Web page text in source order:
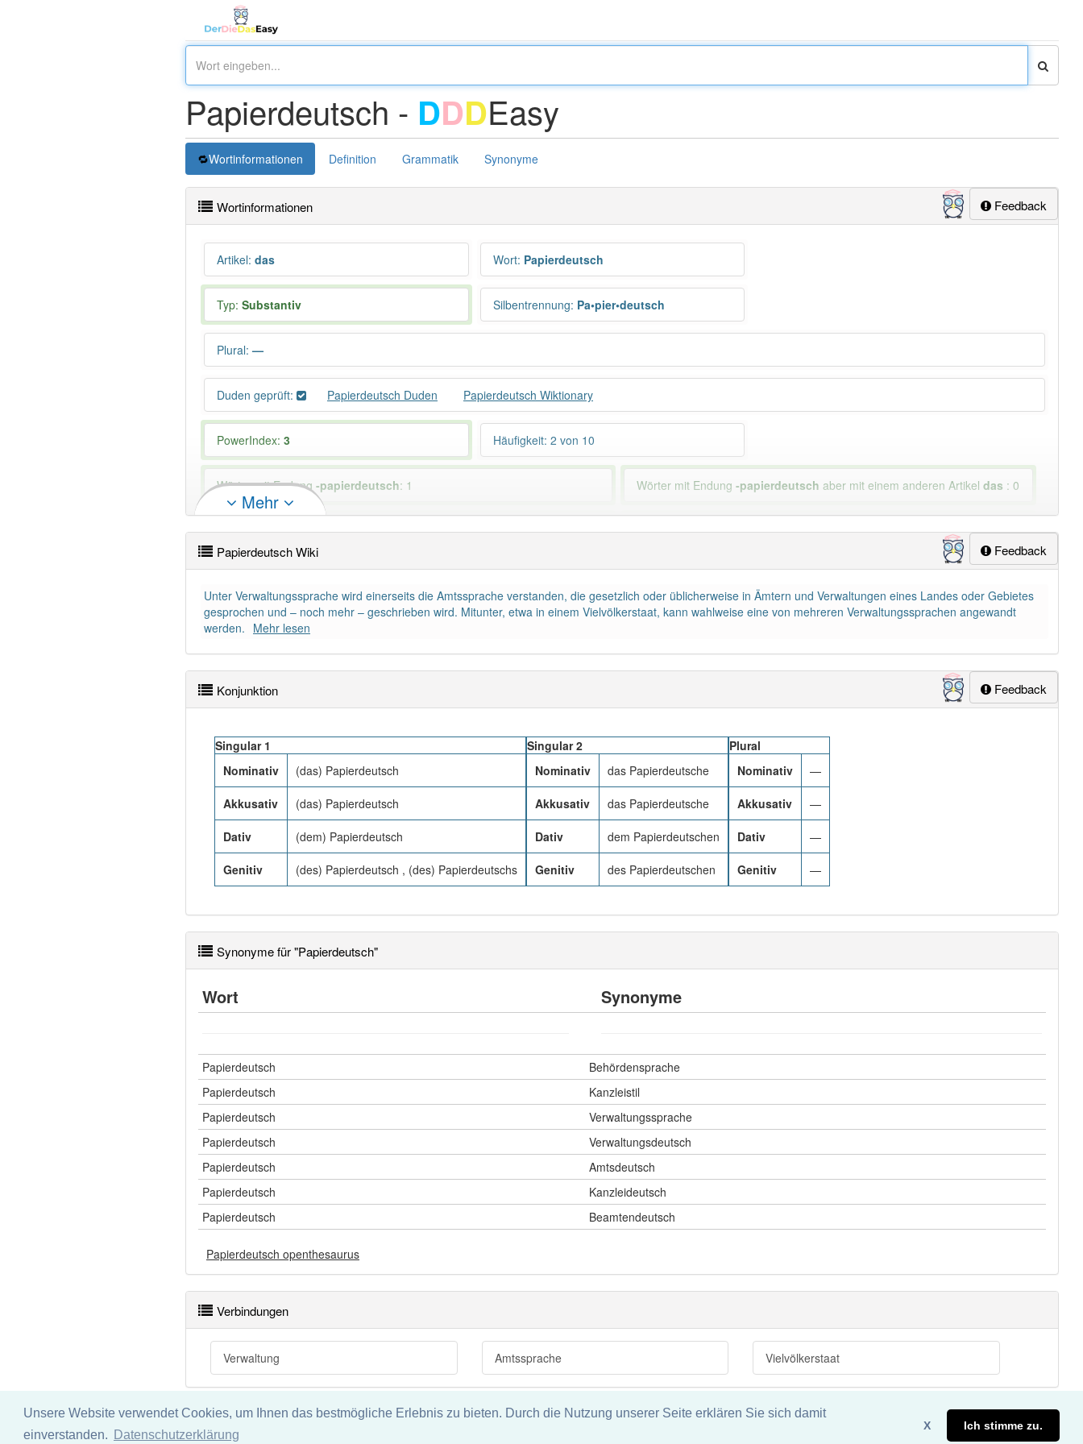
Unsere Website verwendet Cookies, um Ihnen das bestmögliche Erlebnis zu bieten. Durch die Nutzung unserer Seite erklären Sie sich damit
einverstanden.
Datenschutzerklärung
X Ich stimme zu.
Papierdeutsch - DDDEasy
Wortinformationen Definition Grammatik Synonyme
Feedback
Wortinformationen
Artikel: das Wort: Papierdeutsch
Typ: Substantiv Silbentrennung: Pa•pier•deutsch
Plural: —
Duden geprüft: Papierdeutsch Duden Papierdeutsch Wiktionary
PowerIndex: 3 Häufigkeit: 2 von 10
Wörter mit Endung -papierdeutsch: 1 Wörter mit Endung-papierdeutsch aber mit einem anderen Artikeldas : 0
Das Wort wird häufig verwendet im Bereich abwertend 88% unserer Spielapp-Nutzer haben den Artikel korrekt erraten.
Mehr
Feedback
Papierdeutsch Wiki
Unter Verwaltungssprache wird einerseits die Amtssprache verstanden, die gesetzlich oder üblicherweise in Ämtern und Verwaltungen eines Landes oder Gebietes
gesprochen und – noch mehr – geschrieben wird. Mitunter, etwa in einem Vielvölkerstaat, kann wahlweise eine von mehreren Verwaltungssprachen angewandt
werden. Mehr lesen
Feedback
Konjunktion
Singular 1
Nominativ
(das) Papierdeutsch
Akkusativ (das) Papierdeutsch
Dativ (dem) Papierdeutsch
Genitiv (des) Papierdeutsch , (des) Papierdeutschs
Singular 2
Nominativ
das Papierdeutsche
Akkusativ das Papierdeutsche
Dativ dem Papierdeutschen
Genitiv des Papierdeutschen
Plural
Nominativ
—
Akkusativ —
Dativ —
Genitiv —
Synonyme für "Papierdeutsch"
Wort Synonyme
Papierdeutsch
Behördensprache
Papierdeutsch
Kanzleistil
Papierdeutsch
Verwaltungssprache
Papierdeutsch
Verwaltungsdeutsch
Papierdeutsch
Amtsdeutsch
Papierdeutsch
Kanzleideutsch
Papierdeutsch
Beamtendeutsch
Papierdeutsch openthesaurus
Verbindungen
Verwaltung Amtssprache Vielvölkerstaat
Impressum